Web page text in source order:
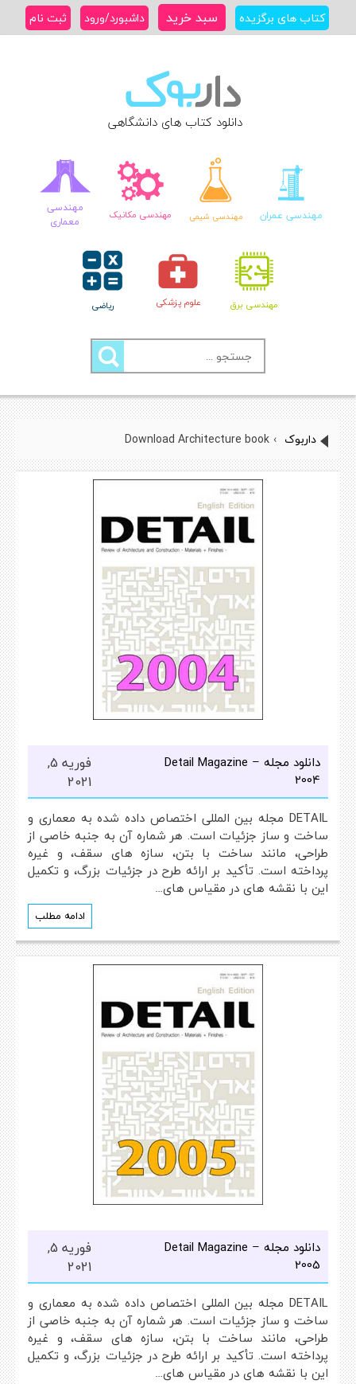
کتاب های برگزیده سبد خرید داشبورد/ورود ثبت نام
دانلود کتاب های دانشگاهی
مهندسی عمران مهندسی شیمی مهندسی مکانیک
مهندسی
معماری
مهندسی برق علوم پزشکی ریاضی
جستجو
برای:
داربوک ›
Download Architecture book
دانلود مجله Detail Magazine –
2004
فوریه 5,
2021
DETAIL مجله بین المللی اختصاص داده شده به معماری و
ساخت و ساز جزئیات است. هر شماره آن به جنبه خاصی از
طراحی، مانند ساخت با بتن، سازه های سقف، و غیره
پرداخته است. تأکید بر ارائه طرح در جزئیات بزرگ، و تکمیل
این با نقشه های در مقیاس های…
ادامه مطلب
دانلود مجله Detail Magazine –
2005
فوریه 5,
2021
DETAIL مجله بین المللی اختصاص داده شده به معماری و
ساخت و ساز جزئیات است. هر شماره آن به جنبه خاصی از
طراحی، مانند ساخت با بتن، سازه های سقف، و غیره
پرداخته است. تأکید بر ارائه طرح در جزئیات بزرگ، و تکمیل
این با نقشه های در مقیاس های…